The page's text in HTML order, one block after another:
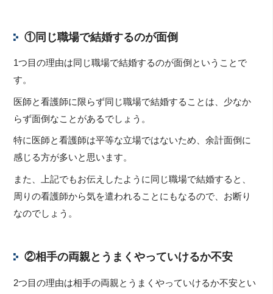
①同じ職場で結婚するのが面倒
1つ目の理由は同じ職場で結婚するのが面倒ということで
す。
医師と看護師に限らず同じ職場で結婚することは、少なか
らず面倒なことがあるでしょう。
特に医師と看護師は平等な立場ではないため、余計面倒に
感じる方が多いと思います。
また、上記でもお伝えしたように同じ職場で結婚すると、
周りの看護師から気を遣われることにもなるので、お断り
なのでしょう。
②相手の両親とうまくやっていけるか不安
2つ目の理由は相手の両親とうまくやっていけるか不安とい